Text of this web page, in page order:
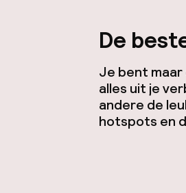
De
Je bent maar
alles uit je
andere de
hotspots en